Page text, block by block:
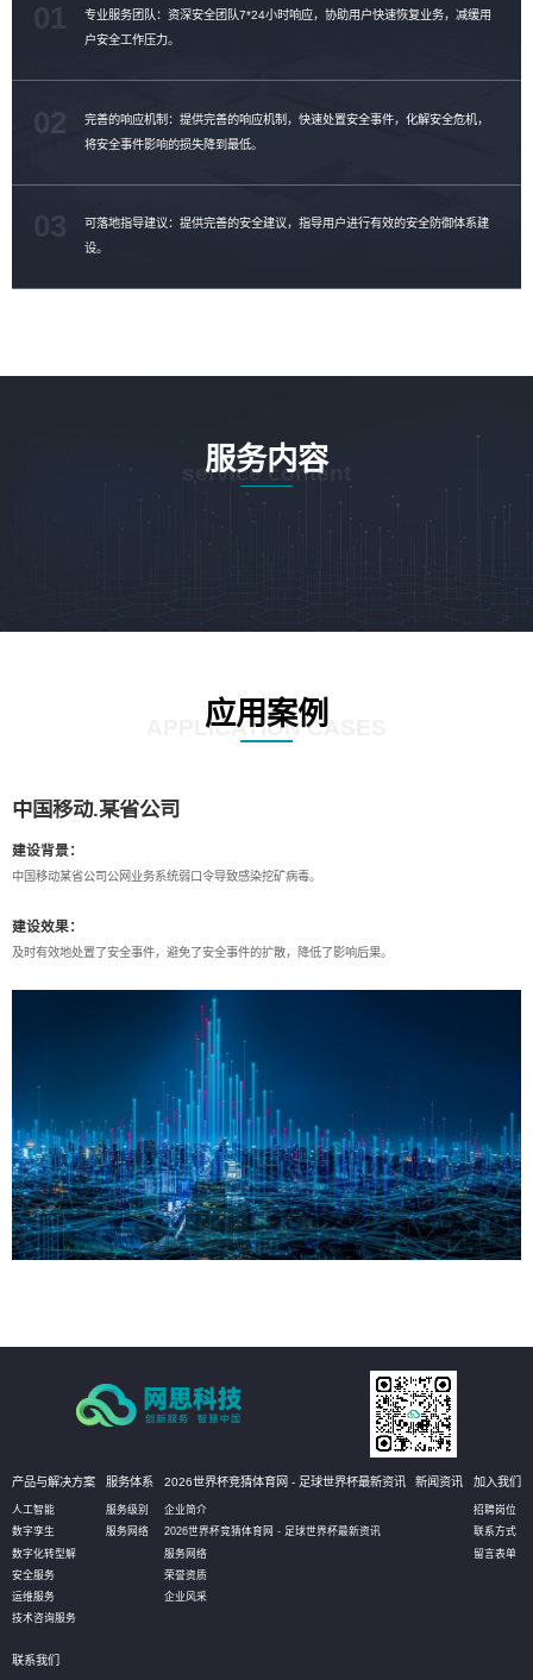
专业服务团队：资深安全团队7*24小时响应，协助用户快速恢复业务，减缓用
户安全工作压力。
完善的响应机制：提供完善的响应机制，快速处置安全事件，化解安全危机，
将安全事件影响的损失降到最低。
02
可落地指导建议：提供完善的安全建议，指导用户进行有效的安全防御体系建
设。
03
服务内容
service content
应用案例
APPLICATION CASES
中国移动.某省公司
建设背景：
中国移动某省公司公网业务系统弱口令导致感染挖矿病毒。
建设效果：
及时有效地处置了安全事件，避免了安全事件的扩散，降低了影响后果。
产品与解决方案
人工智能
数字孪生
数字化转型解
安全服务
运维服务
技术咨询服务
服务体系
服务级别
服务网络
2026世界杯竞猜体育网 - 足球世界杯最新资讯
企业简介
2026世界杯竞猜体育网 - 足球世界杯最新资讯
服务网络
荣誉资质
企业风采
新闻资讯 加入我们
招聘岗位
联系方式
留言表单
联系我们